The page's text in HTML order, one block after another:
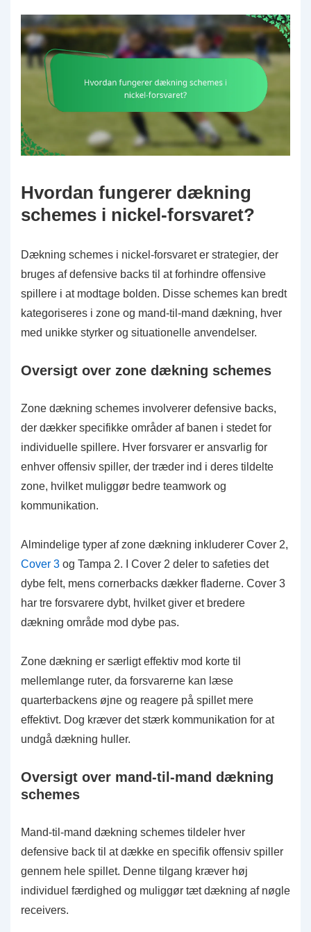
Hvordan fungerer dækning
schemes i nickel-forsvaret?
Dækning schemes i nickel-forsvaret er strategier, der
bruges af defensive backs til at forhindre offensive
spillere i at modtage bolden. Disse schemes kan bredt
kategoriseres i zone og mand-til-mand dækning, hver
med unikke styrker og situationelle anvendelser.
Oversigt over zone dækning schemes
Zone dækning schemes involverer defensive backs,
der dækker specifikke områder af banen i stedet for
individuelle spillere. Hver forsvarer er ansvarlig for
enhver offensiv spiller, der træder ind i deres tildelte
zone, hvilket muliggør bedre teamwork og
kommunikation.
Almindelige typer af zone dækning inkluderer Cover 2,
Cover 3 og Tampa 2. I Cover 2 deler to safeties det
dybe felt, mens cornerbacks dækker fladerne. Cover 3
har tre forsvarere dybt, hvilket giver et bredere
dækning område mod dybe pas.
Zone dækning er særligt effektiv mod korte til
mellemlange ruter, da forsvarerne kan læse
quarterbackens øjne og reagere på spillet mere
effektivt. Dog kræver det stærk kommunikation for at
undgå dækning huller.
Oversigt over mand-til-mand dækning
schemes
Mand-til-mand dækning schemes tildeler hver
defensive back til at dække en specifik offensiv spiller
gennem hele spillet. Denne tilgang kræver høj
individuel færdighed og muliggør tæt dækning af nøgle
receivers.